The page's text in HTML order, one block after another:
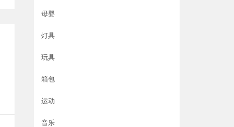
母婴
灯具
玩具
箱包
运动
音乐